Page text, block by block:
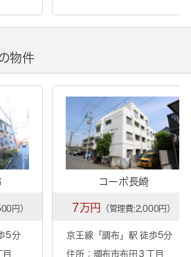
物件
円）
5分
コーポ長崎
7万円 （管理費:2,000円）
京王線「調布」駅 徒歩5分
住所：調布市布田３丁目